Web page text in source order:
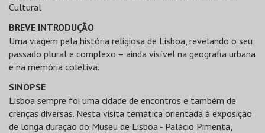
Cultural
BREVE INTRODUÇÃO
Uma viagem pela história religiosa de Lisboa, revelando o seu
passado plural e complexo – ainda visível na geografia urbana
e na memória coletiva.
SINOPSE
Lisboa sempre foi uma cidade de encontros e também de
crenças diversas. Nesta visita temática orientada à exposição
de longa duração do Museu de Lisboa - Palácio Pimenta,